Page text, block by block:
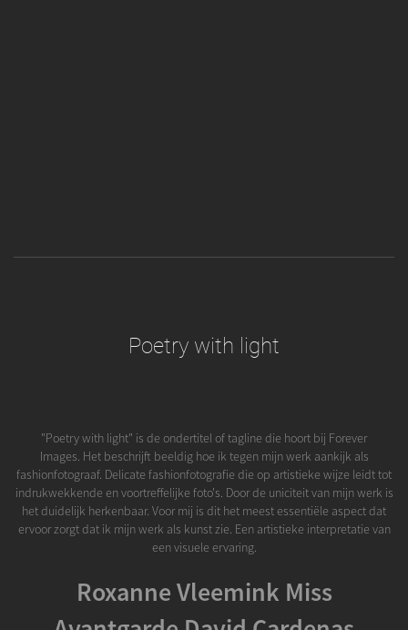
Poetry with light
"Poetry with light" is de ondertitel of tagline die hoort bij Forever
Images. Het beschrijft beeldig hoe ik tegen mijn werk aankijk als
fashionfotograaf. Delicate fashionfotografie die op artistieke wijze leidt tot
indrukwekkende en voortreffelijke foto's. Door de uniciteit van mijn werk is
het duidelijk herkenbaar. Voor mij is dit het meest essentiële aspect dat
ervoor zorgt dat ik mijn werk als kunst zie. Een artistieke interpretatie van
een visuele ervaring.
Roxanne Vleemink Miss